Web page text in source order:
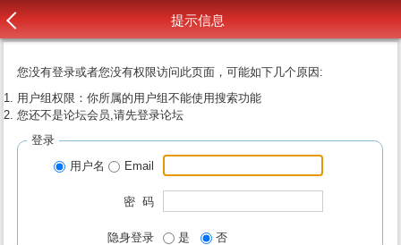
提示信息
您没有登录或者您没有权限访问此页面，可能如下几个原因:
用户组权限：你所属的用户组不能使用搜索功能
您还不是论坛会员,请先登录论坛
登录
用户名
Email
密 码
隐身登录 是 否